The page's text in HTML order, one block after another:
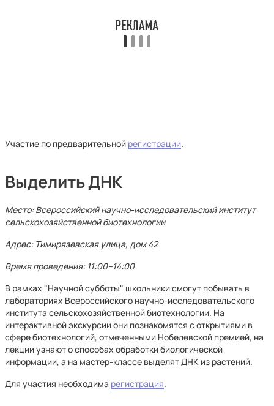
Участие по предварительной регистрации.
Выделить ДНК
Место: Всероссийский научно-исследовательский институт
сельскохозяйственной биотехнологии
Адрес: Тимирязевская улица, дом 42
Время проведения: 11:00–14:00
В рамках "Научной субботы" школьники смогут побывать в
лабораториях Всероссийского научно-исследовательского
института сельскохозяйственной биотехнологии. На
интерактивной экскурсии они познакомятся с открытиями в
сфере биотехнологий, отмеченными Нобелевской премией, на
лекции узнают о способах обработки биологической
информации, а на мастер-классе выделят ДНК из растений.
Для участия необходима регистрация.